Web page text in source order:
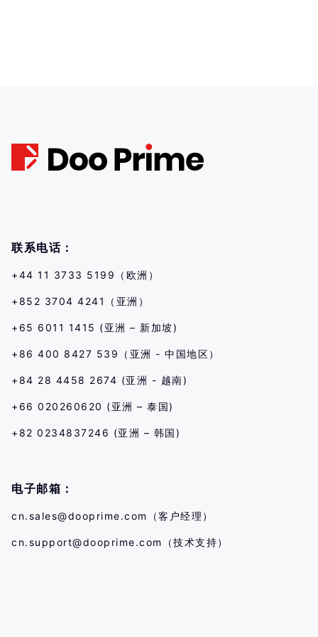
联系电话：
+44 11 3733 5199（欧洲）
+852 3704 4241（亚洲）
+65 6011 1415 (亚洲 – 新加坡)
+86 400 8427 539（亚洲 - 中国地区）
+84 28 4458 2674 (亚洲 - 越南)
+66 020260620 (亚洲 – 泰国)
+82 0234837246 (亚洲 – 韩国)
电子邮箱：
cn.sales@dooprime.com （客户经理）
cn.support@dooprime.com （技术支持）